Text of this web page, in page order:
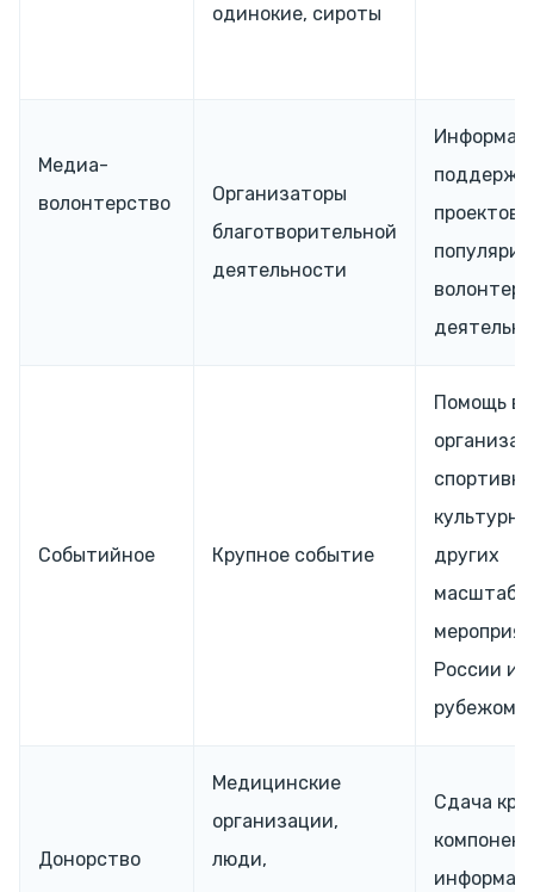
одинокие, сироты
Медиа-
волонтерство
Организаторы
благотворительной
деятельности
проектов,
Событийное Крупное событие
Помощь в
других
России и
рубежом.
Донорство
Медицинские
организации,
люди,
Сдача